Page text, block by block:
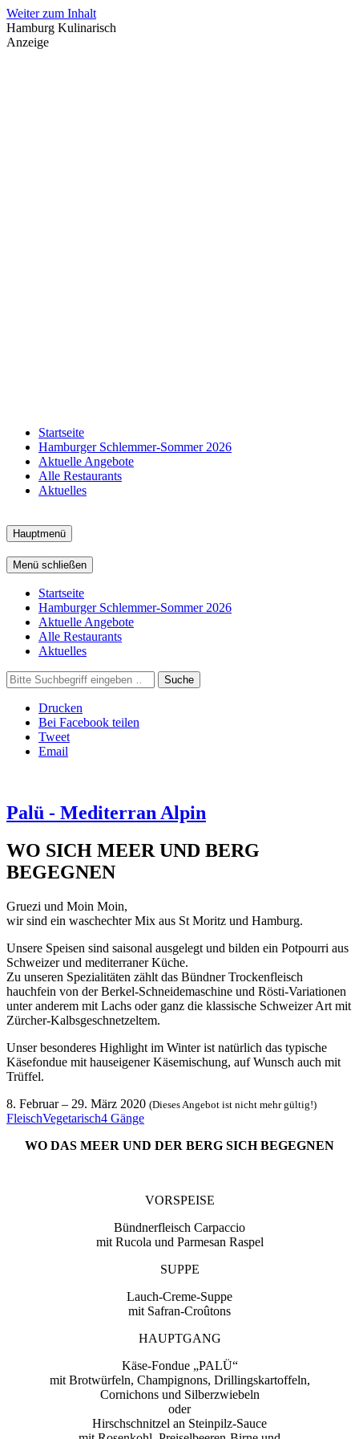
Weiter zum Inhalt
Hamburg Kulinarisch
Anzeige
Startseite
Hamburger Schlemmer-Sommer 2026
Aktuelle Angebote
Alle Restaurants
Aktuelles
Hauptmenü
Menü schließen
Startseite
Hamburger Schlemmer-Sommer 2026
Aktuelle Angebote
Alle Restaurants
Aktuelles
Suche
Drucken
Bei Facebook teilen
Tweet
Email
Palü - Mediterran Alpin
WO SICH MEER UND BERG
BEGEGNEN
Gruezi und Moin Moin,
wir sind ein waschechter Mix aus St Moritz und Hamburg.
Unsere Speisen sind saisonal ausgelegt und bilden ein Potpourri aus
Schweizer und mediterraner Küche.
Zu unseren Spezialitäten zählt das Bündner Trockenfleisch
hauchfein von der Berkel-Schneidemaschine und Rösti-Variationen
unter anderem mit Lachs oder ganz die klassische Schweizer Art mit
Zürcher-Kalbsgeschnetzeltem.
Unser besonderes Highlight im Winter ist natürlich das typische
Käsefondue mit hauseigener Käsemischung, auf Wunsch auch mit
Trüffel.
8. Februar– 29. März 2020 (Dieses Angebot ist nicht mehr gültig!)
FleischVegetarisch4 Gänge
WO DAS MEER UND DER BERG SICH BEGEGNEN
VORSPEISE
Bündnerfleisch Carpaccio
mit Rucola und Parmesan Raspel
SUPPE
Lauch-Creme-Suppe
mit Safran-Croûtons
HAUPTGANG
Käse-Fondue „PALÜ“
mit Brotwürfeln, Champignons, Drillingskartoffeln,
Cornichons und Silberzwiebeln
oder
Hirschschnitzel an Steinpilz-Sauce